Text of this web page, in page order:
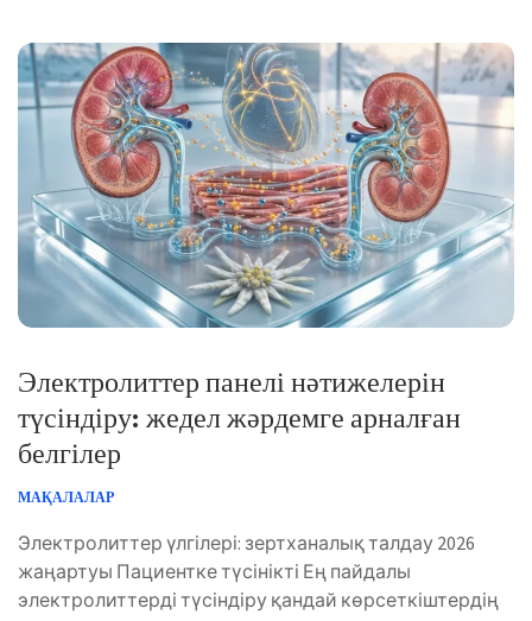
кортизолмен шамамен таңғы 8-де жұптастырады,
зертхананың […]
Электролиттер панелі нәтижелерін
түсіндіру: жедел жәрдемге арналған
белгілер
МАҚАЛАЛАР
Электролиттер үлгілері: зертханалық талдау 2026
жаңартуы Пациентке түсінікті Ең пайдалы
электролиттерді түсіндіру қандай көрсеткіштердің